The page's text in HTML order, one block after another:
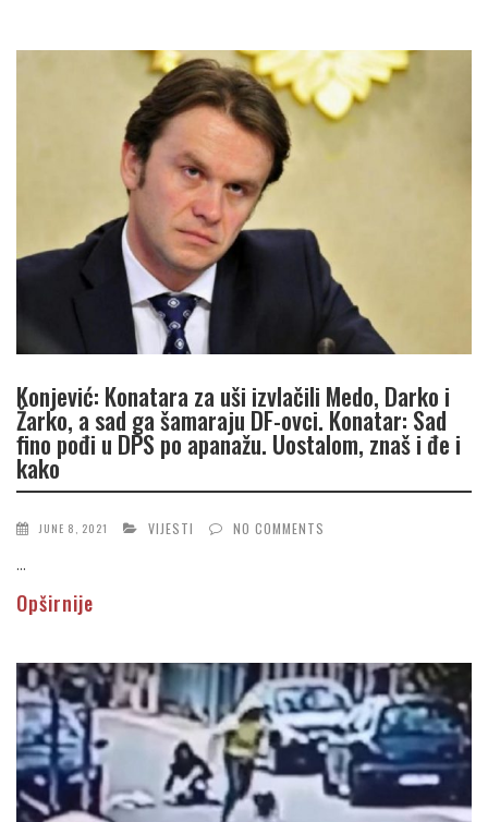
Konjević: Konatara za uši izvlačili Medo, Darko i
Žarko, a sad ga šamaraju DF-ovci. Konatar: Sad
fino pođi u DPS po apanažu. Uostalom, znaš i đe i
kako
JUNE 8, 2021 VIJESTI NO COMMENTS
...
Opširnije